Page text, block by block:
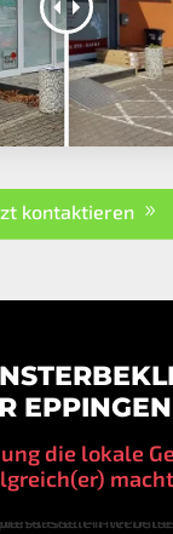
kontaktieren
EPPINGEN
die lokale
macht